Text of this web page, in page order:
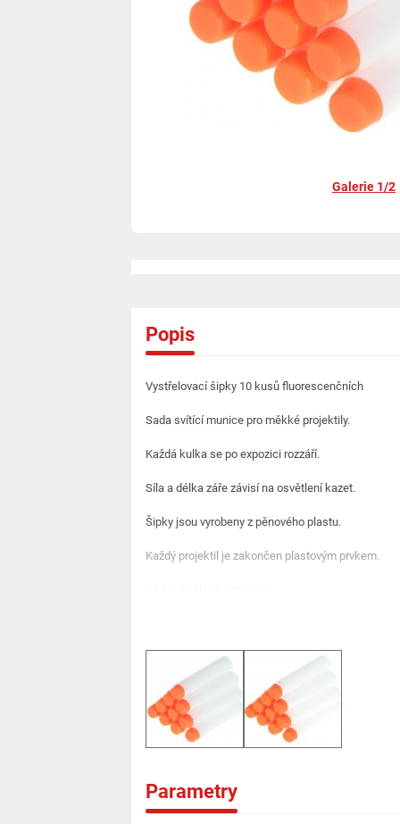
Galerie 1/2
Popis
Vystřelovací šipky 10 kusů fluorescenčních
Sada svítící munice pro měkké projektily.
Každá kulka se po expozici rozzáří.
Síla a délka záře závisí na osvětlení kazet.
Šipky jsou vyrobeny z pěnového plastu.
Každý projektil je zakončen plastovým prvkem.
Délka: 7 cm průměr 1 cm
Barva: bílá
Parametry